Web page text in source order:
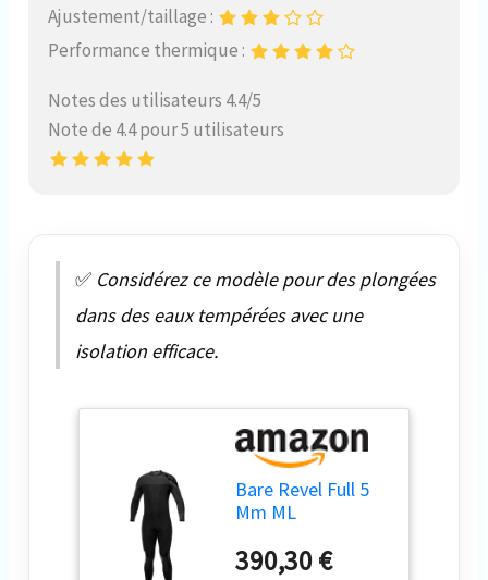
Ajustement/taillage :
Performance thermique :
Notes des utilisateurs 4.4/5
Note de 4.4 pour 5 utilisateurs
✅ Considérez ce modèle pour des plongées
dans des eaux tempérées avec une
isolation efficace.
Bare Revel Full 5
Mm ML
390,30 €